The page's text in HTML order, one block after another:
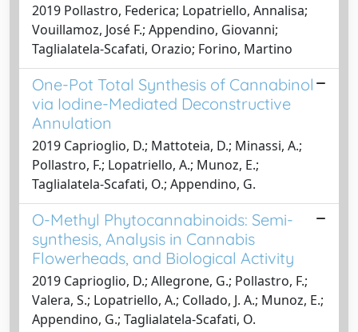
2019 Pollastro, Federica; Lopatriello, Annalisa;
Vouillamoz, José F.; Appendino, Giovanni;
Taglialatela-Scafati, Orazio; Forino, Martino
One-Pot Total Synthesis of Cannabinol
via Iodine-Mediated Deconstructive
Annulation
2019 Caprioglio, D.; Mattoteia, D.; Minassi, A.;
Pollastro, F.; Lopatriello, A.; Munoz, E.;
Taglialatela-Scafati, O.; Appendino, G.
O-Methyl Phytocannabinoids: Semi-
synthesis, Analysis in Cannabis
Flowerheads, and Biological Activity
2019 Caprioglio, D.; Allegrone, G.; Pollastro, F.;
Valera, S.; Lopatriello, A.; Collado, J. A.; Munoz, E.;
Appendino, G.; Taglialatela-Scafati, O.